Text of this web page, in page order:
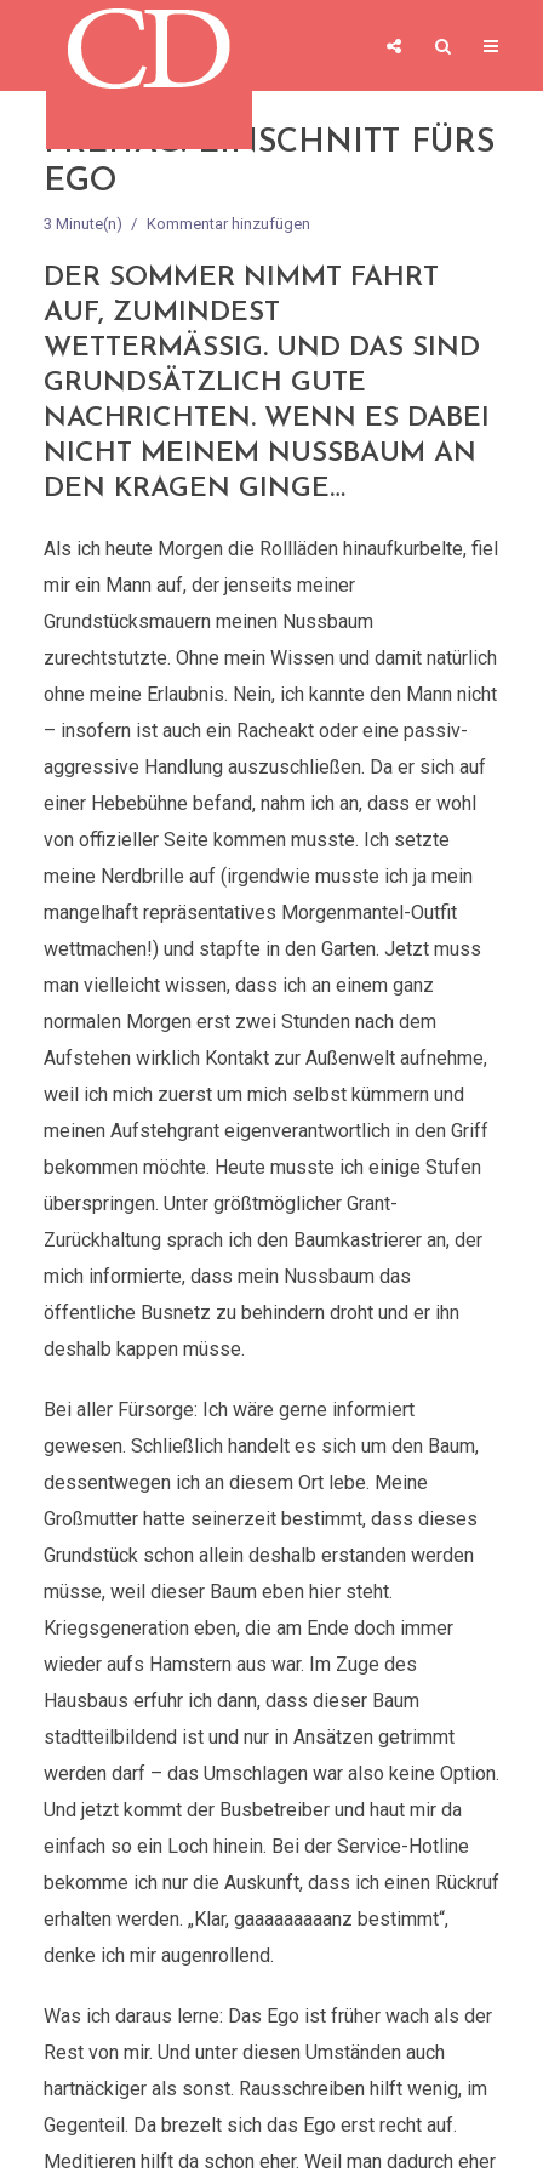
FREITAG: EINSCHNITT FÜRS
EGO
3 Minute(n) Kommentar hinzufügen
DER SOMMER NIMMT FAHRT
AUF, ZUMINDEST
WETTERMÄSSIG. UND DAS SIND G
RUNDSÄTZLICH GUTE N
ACHRICHTEN. WENN ES DABEI N
ICHT MEINEM NUSSBAUM AN D
EN KRAGEN GINGE…
Als ich heute Morgen die Rollläden hinaufkurbelte, fiel
mir ein Mann auf, der jenseits meiner
Grundstücksmauern meinen Nussbaum
zurechtstutzte. Ohne mein Wissen und damit natürlich
ohne meine Erlaubnis. Nein, ich kannte den Mann nicht
– insofern ist auch ein Racheakt oder eine passiv-
aggressive Handlung auszuschließen. Da er sich auf
einer Hebebühne befand, nahm ich an, dass er wohl
von offizieller Seite kommen musste. Ich setzte
meine Nerdbrille auf (irgendwie musste ich ja mein
mangelhaft repräsentatives Morgenmantel-Outfit
wettmachen!) und stapfte in den Garten. Jetzt muss
man vielleicht wissen, dass ich an einem ganz
normalen Morgen erst zwei Stunden nach dem
Aufstehen wirklich Kontakt zur Außenwelt aufnehme,
weil ich mich zuerst um mich selbst kümmern und
meinen Aufstehgrant eigenverantwortlich in den Griff
bekommen möchte. Heute musste ich einige Stufen
überspringen. Unter größtmöglicher Grant-
Zurückhaltung sprach ich den Baumkastrierer an, der
mich informierte, dass mein Nussbaum das
öffentliche Busnetz zu behindern droht und er ihn
deshalb kappen müsse.
Bei aller Fürsorge: Ich wäre gerne informiert
gewesen. Schließlich handelt es sich um den Baum,
dessentwegen ich an diesem Ort lebe. Meine
Großmutter hatte seinerzeit bestimmt, dass dieses
Grundstück schon allein deshalb erstanden werden
müsse, weil dieser Baum eben hier steht.
Kriegsgeneration eben, die am Ende doch immer
wieder aufs Hamstern aus war. Im Zuge des
Hausbaus erfuhr ich dann, dass dieser Baum
stadtteilbildend ist und nur in Ansätzen getrimmt
werden darf – das Umschlagen war also keine Option.
Und jetzt kommt der Busbetreiber und haut mir da
einfach so ein Loch hinein. Bei der Service-Hotline
bekomme ich nur die Auskunft, dass ich einen Rückruf
erhalten werden. „Klar, gaaaaaaaaanz bestimmt“,
denke ich mir augenrollend.
Was ich daraus lerne: Das Ego ist früher wach als der
Rest von mir. Und unter diesen Umständen auch
hartnäckiger als sonst. Rausschreiben hilft wenig, im
Gegenteil. Da brezelt sich das Ego erst recht auf.
Meditieren hilft da schon eher. Weil man dadurch eher